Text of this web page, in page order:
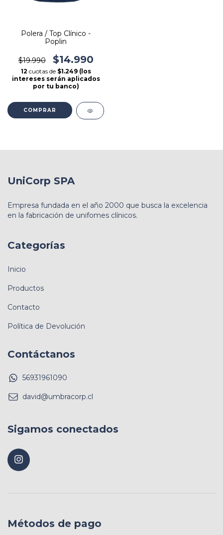
Polera / Top Clínico -
Poplin
$19.990 $14.990
12 cuotas de $1.249 (los
intereses serán aplicados
por tu banco)
COMPRAR
UniCorp SPA
Empresa fundada en el año 2000 que busca la excelencia
en la fabricación de unifomes clínicos.
Categorías
Inicio
Productos
Contacto
Política de Devolución
Contáctanos
56931961090
david@umbracorp.cl
Sigamos conectados
Métodos de pago